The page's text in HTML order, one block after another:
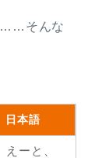
……そんな
日本語
えーと、